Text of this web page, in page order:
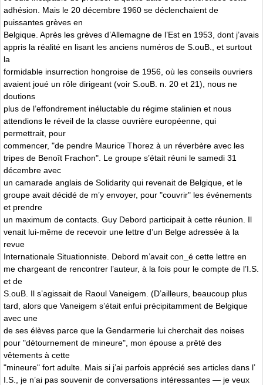
adhésion. Mais le 20 décembre 1960 se déclenchaient de
puissantes grèves en
Belgique. Après les grèves d’Allemagne de l’Est en 1953, dont j’avais
appris la réalité en lisant les anciens numéros de S.ouB., et surtout
la
formidable insurrection hongroise de 1956, où les conseils ouvriers
avaient joué un rôle dirigeant (voir S.ouB. n. 20 et 21), nous ne
doutions
plus de l’effondrement inéluctable du régime stalinien et nous
attendions le réveil de la classe ouvrière européenne, qui
permettrait, pour
commencer, "de pendre Maurice Thorez à un réverbère avec les
tripes de Benoît Frachon". Le groupe s’était réuni le samedi 31
décembre avec
un camarade anglais de Solidarity qui revenait de Belgique, et le
groupe avait décidé de m’y envoyer, pour "couvrir" les événements
et prendre
un maximum de contacts. Guy Debord participait à cette réunion. Il
venait lui-même de recevoir une lettre d’un Belge adressée à la
revue
Internationale Situationniste. Debord m’avait con_é cette lettre en
me chargeant de rencontrer l’auteur, à la fois pour le compte de l’I.S.
et de
S.ouB. Il s’agissait de Raoul Vaneigem. (D’ailleurs, beaucoup plus
tard, alors que Vaneigem s’était enfui précipitamment de Belgique
avec une
de ses élèves parce que la Gendarmerie lui cherchait des noises
pour "détournement de mineure", mon épouse a prêté des
vêtements à cette
"mineure" fort adulte. Mais si j’ai parfois apprécié ses articles dans l’
I.S., je n’ai pas souvenir de conversations intéressantes — je veux